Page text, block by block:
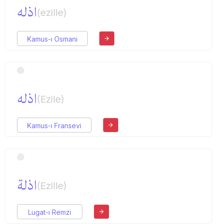
اذله(ezille)
Kamus-ı Osmani
اذله(Ezile)
Kamus-ı Fransevi
اذلة(Ezille)
Lugat-ı Remzi